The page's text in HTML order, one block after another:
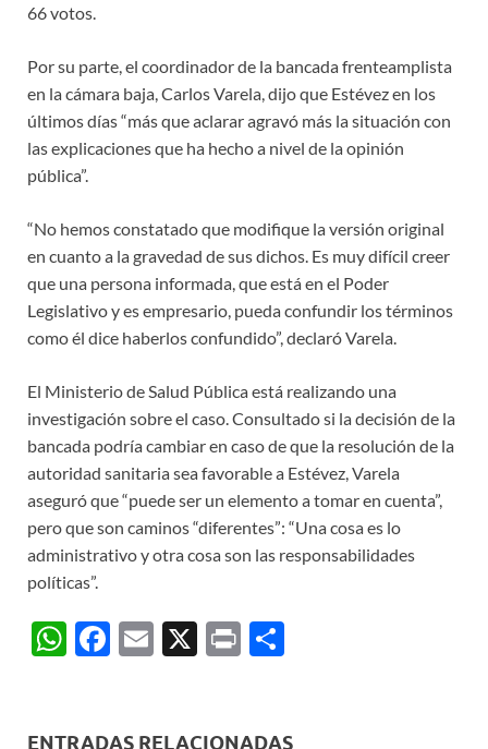
66 votos.
Por su parte, el coordinador de la bancada frenteamplista
en la cámara baja, Carlos Varela, dijo que Estévez en los
últimos días “más que aclarar agravó más la situación con
las explicaciones que ha hecho a nivel de la opinión
pública”.
“No hemos constatado que modifique la versión original
en cuanto a la gravedad de sus dichos. Es muy difícil creer
que una persona informada, que está en el Poder
Legislativo y es empresario, pueda confundir los términos
como él dice haberlos confundido”, declaró Varela.
El Ministerio de Salud Pública está realizando una
investigación sobre el caso. Consultado si la decisión de la
bancada podría cambiar en caso de que la resolución de la
autoridad sanitaria sea favorable a Estévez, Varela
aseguró que “puede ser un elemento a tomar en cuenta”,
pero que son caminos “diferentes”: “Una cosa es lo
administrativo y otra cosa son las responsabilidades
políticas”.
W F
E
X
P
ENTRADAS RELACIONADAS